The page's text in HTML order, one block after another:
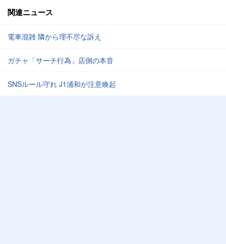
関連ニュース
電車混雑 隣から理不尽な訴え
ガチャ「サーチ行為」店側の本音
SNSルール守れ J1浦和が注意喚起